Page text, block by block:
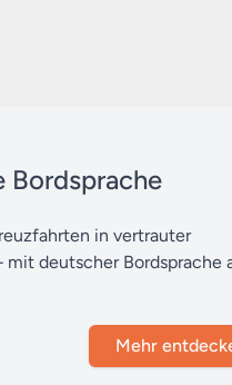
Bordsprache
in vertrauter
mit deutscher Bordsprache
Mehr